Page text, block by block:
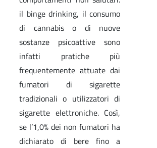
il binge drinking, il consumo
di cannabis o di nuove
sostanze psicoattive sono
infatti pratiche più
frequentemente attuate dai
fumatori di sigarette
tradizionali o utilizzatori di
sigarette elettroniche. Così,
se l’1,0% dei non fumatori ha
dichiarato di bere fino a